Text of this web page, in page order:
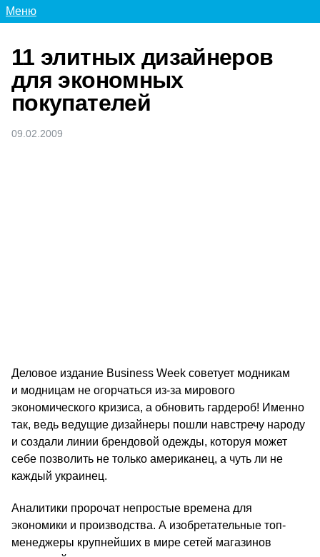
Меню
11 элитных дизайнеров
для экономных
покупателей
09.02.2009
Деловое издание Business Week советует модникам
и модницам не огорчаться из-за мирового
экономического кризиса, а обновить гардероб! Именно
так, ведь ведущие дизайнеры пошли навстречу народу
и создали линии брендовой одежды, которуя может
себе позволить не только американец, а чуть ли не
каждый украинец.
Аналитики пророчат непростые времена для
экономики и производства. А изобретательные топ-
менеджеры крупнейших в мире сетей магазинов